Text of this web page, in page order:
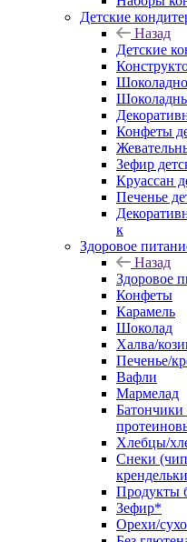
Детские
Назад
Детские
Конфеты
Зефир
Круассан
Печенье
к
Здоровое
Назад
Здоровое
Конфеты
Карамель
Шоколад
Халва/
Печенье/
Вафли
Мармелад
Батончики
Хлебцы/
Снеки
Продукты
Зефир*
Орехи/